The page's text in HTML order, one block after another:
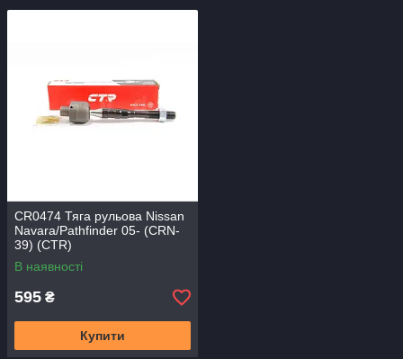
CR0474 Тяга рульова Nissan
Navara/Pathfinder 05- (CRN-
39) (CTR)
В наявності
595 ₴
Купити